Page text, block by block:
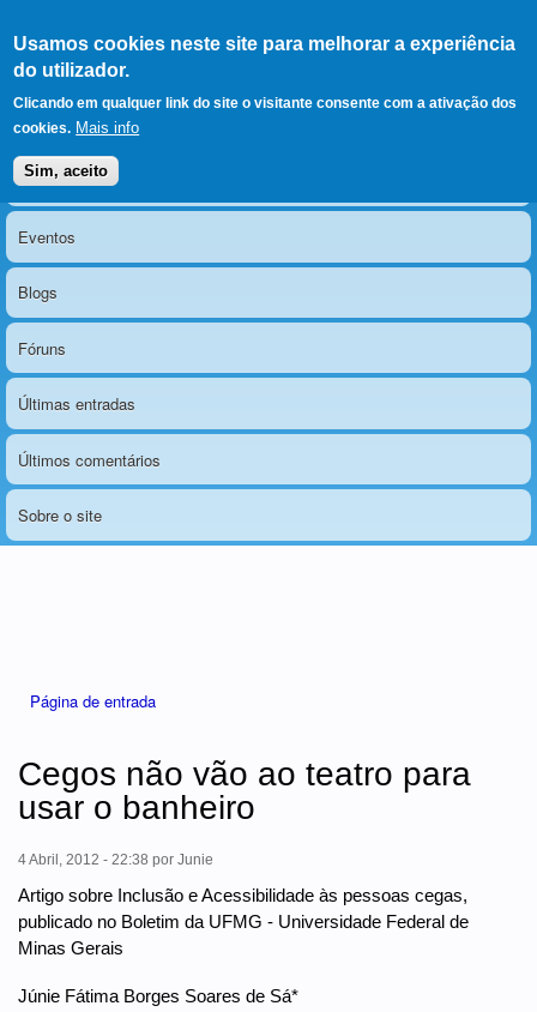
Usamos cookies neste site para melhorar a experiência
do utilizador.
Clicando em qualquer link do site o visitante consente com a ativação dos
cookies. Mais info
Sim, aceito
LERPARAVER , ir para a
página principal
O portal da visão diferente
Menu principal
Notícias
Eventos
Blogs
Fóruns
Últimas entradas
Últimos comentários
Sobre o site
Página de entrada
Cegos não vão ao teatro para
usar o banheiro
4 Abril, 2012 - 22:38 por Junie
Artigo sobre Inclusão e Acessibilidade às pessoas cegas,
publicado no Boletim da UFMG - Universidade Federal de
Minas Gerais
Júnie Fátima Borges Soares de Sá*